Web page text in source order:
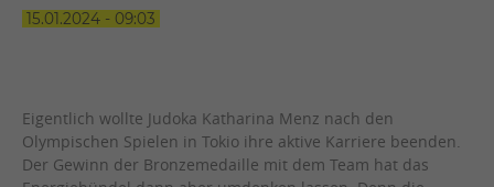
15.01.2024 - 09:03
Eigentlich wollte Judoka Katharina Menz nach den
Olympischen Spielen in Tokio ihre aktive Karriere beenden.
Der Gewinn der Bronzemedaille mit dem Team hat das